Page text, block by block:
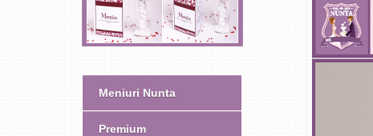
Meniuri Nunta
Premium